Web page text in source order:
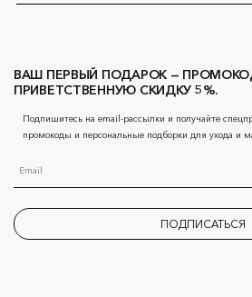
ВАШ ПЕРВЫЙ ПОДАРОК —
ПРИВЕТСТВЕННУЮ СКИДКУ 5%.
Подпишитесь на email-рассылки и получайте
промокоды и персональные подборки для ухода и
ПОДПИСАТЬСЯ